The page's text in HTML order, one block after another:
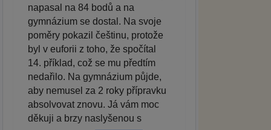
napasal na 84 bodů a na
gymnázium se dostal. Na svoje
poměry pokazil češtinu, protože
byl v euforii z toho, že spočítal
14. příklad, což se mu předtím
nedařilo. Na gymnázium půjde,
aby nemusel za 2 roky přípravku
absolvovat znovu. Já vám moc
děkuji a brzy naslyšenou s